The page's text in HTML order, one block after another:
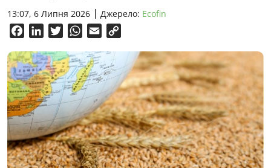
13:07, 6 Липня 2026 Джерело: Ecofin
FacebookLinkedInTwitterWhatsApp
Email